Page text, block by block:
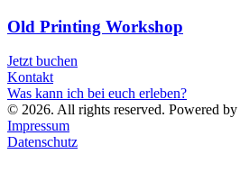
Old Printing Workshop
Jetzt buchen
Kontakt
Was kann ich bei euch erleben?
© 2026. All rights reserved. Powered by
Impressum
Datenschutz